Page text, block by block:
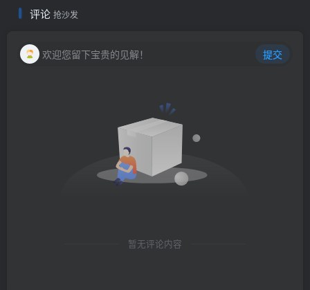
评论 抢沙发
欢迎您留下宝贵的见解！ 提交
暂无评论内容